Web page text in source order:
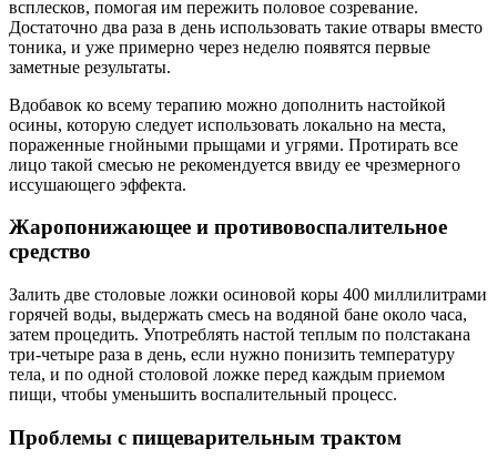
всплесков, помогая им пережить половое созревание.
Достаточно два раза в день использовать такие отвары вместо
тоника, и уже примерно через неделю появятся первые
заметные результаты.
Вдобавок ко всему терапию можно дополнить настойкой
осины, которую следует использовать локально на места,
пораженные гнойными прыщами и угрями. Протирать все
лицо такой смесью не рекомендуется ввиду ее чрезмерного
иссушающего эффекта.
Жаропонижающее и противовоспалительное
средство
Залить две столовые ложки осиновой коры 400 миллилитрами
горячей воды, выдержать смесь на водяной бане около часа,
затем процедить. Употреблять настой теплым по полстакана
три-четыре раза в день, если нужно понизить температуру
тела, и по одной столовой ложке перед каждым приемом
пищи, чтобы уменьшить воспалительный процесс.
Проблемы с пищеварительным трактом